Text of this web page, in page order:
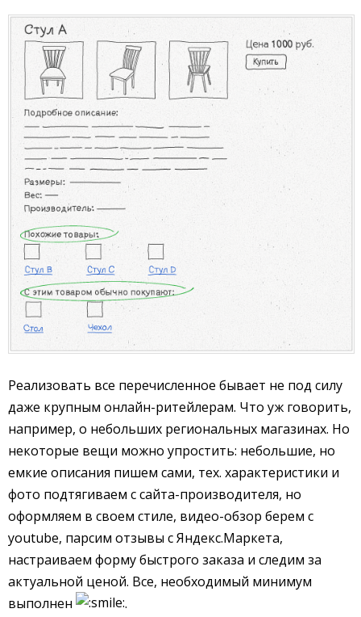
Реализовать все перечисленное бывает не под силу
даже крупным онлайн-ритейлерам. Что уж говорить,
например, о небольших региональных магазинах. Но
некоторые вещи можно упростить: небольшие, но
емкие описания пишем сами, тех. характеристики и
фото подтягиваем с сайта-производителя, но
оформляем в своем стиле, видео-обзор берем с
youtube, парсим отзывы с Яндекс.Маркета,
настраиваем форму быстрого заказа и следим за
актуальной ценой. Все, необходимый минимум
выполнен
.